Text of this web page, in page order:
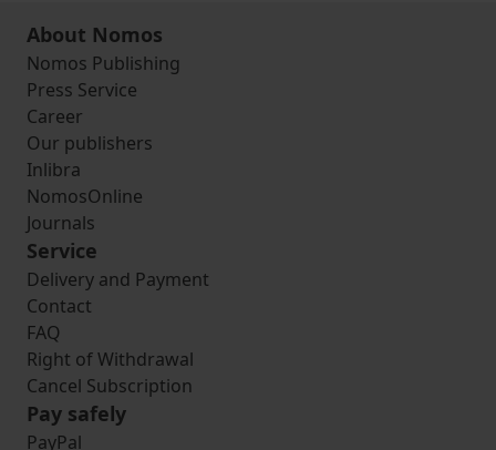
About Nomos
Nomos Publishing
Press Service
Career
Our publishers
Inlibra
NomosOnline
Journals
Service
Delivery and Payment
Contact
FAQ
Right of Withdrawal
Cancel Subscription
Pay safely
PayPal